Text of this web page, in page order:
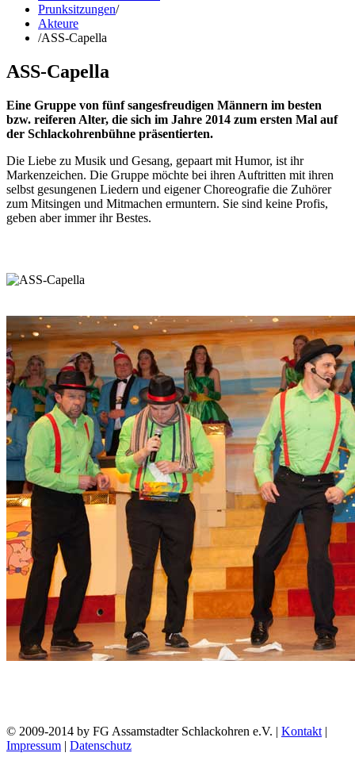
Prunksitzungen/
Akteure
/ASS-Capella
ASS-Capella
Eine Gruppe von fünf sangesfreudigen Männern im besten
bzw. reiferen Alter, die sich im Jahre 2014 zum ersten Mal auf
der Schlackohrenbühne präsentierten.
Die Liebe zu Musik und Gesang, gepaart mit Humor, ist ihr
Markenzeichen. Die Gruppe möchte bei ihren Auftritten mit ihren
selbst gesungenen Liedern und eigener Choreografie die Zuhörer
zum Mitsingen und Mitmachen ermuntern. Sie sind keine Profis,
geben aber immer ihr Bestes.
© 2009-2014 by FG Assamstadter Schlackohren e.V. | Kontakt |
Impressum | Datenschutz